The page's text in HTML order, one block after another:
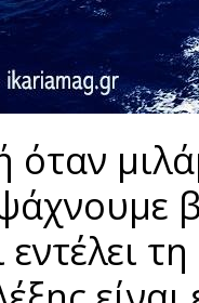
εντέλει